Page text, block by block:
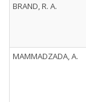
BRAND, R. A.
MAMMADZADA, A.